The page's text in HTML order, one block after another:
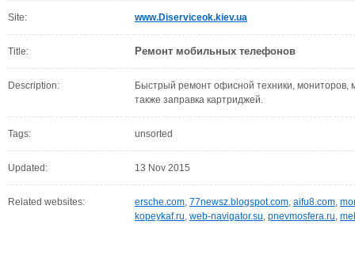
Site: www.Diserviceok.kiev.ua
Title: Ремонт мобильных телефонов
Description:
Быстрый ремонт офисной техники, мониторов,
также заправка картриджей.
Tags: unsorted
Updated: 13 Nov 2015
Related websites: ersche.com, 77newsz.blogspot.com, aifu8.com,
kopeykaf.ru, web-navigator.su, pnevmosfera.ru,